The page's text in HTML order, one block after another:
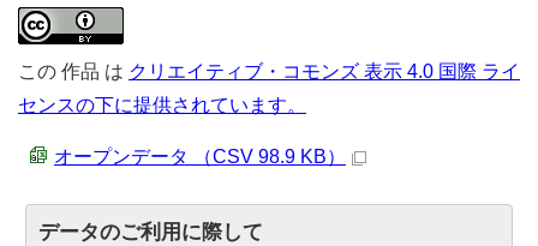
この 作品 は クリエイティブ・コモンズ 表示 4.0 国際 ライ
センスの下に提供されています。
オープンデータ （CSV 98.9 KB）
データのご利用に際して